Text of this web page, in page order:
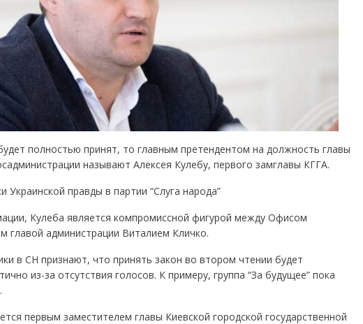
полностью принят, то главным претендентом на должность главы
называют Алексея Кулебу, первого замглавы КГГА.
Украинской правды в партии “Слуга народа”
Кулеба является компромиссной фигурой между Офисом
главой администрации Виталием Кличко.
в СН признают, что принять закон во втором чтении будет
из-за отсутствия голосов. К примеру, группа “За будущее” пока
первым заместителем главы Киевской городской государственной